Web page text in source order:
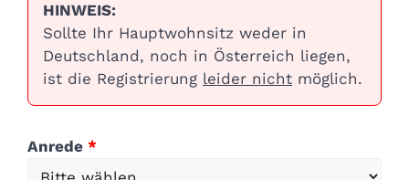
HINWEIS:
Sollte Ihr Hauptwohnsitz weder in
Deutschland, noch in Österreich liegen,
ist die Registrierung leider nicht möglich.
Anrede *